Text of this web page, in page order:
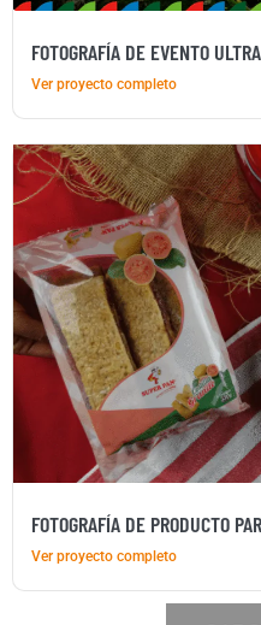
FOTOGRAFÍA DE EVENTO
Ver proyecto completo
FOTOGRAFÍA DE PRODUCTO
Ver proyecto completo